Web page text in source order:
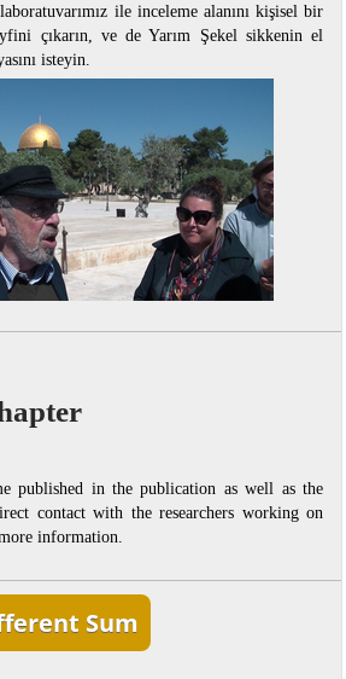
ile inceleme alanını kişisel bir
çıkarın, ve de Yarım Şekel sikkenin el
isteyin.
published in the publication as well as the
contact with the researchers working on
information.
Sum